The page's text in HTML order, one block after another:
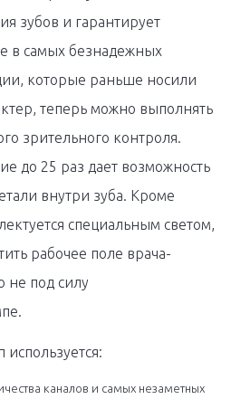
зубов и гарантирует
в самых безнадежных
которые раньше носили
теперь можно выполнять
зрительного контроля.
до 25 раз дает возможность
внутри зуба. Кроме
специальным светом,
рабочее поле врача-
не под силу
каналов и самых незаметных